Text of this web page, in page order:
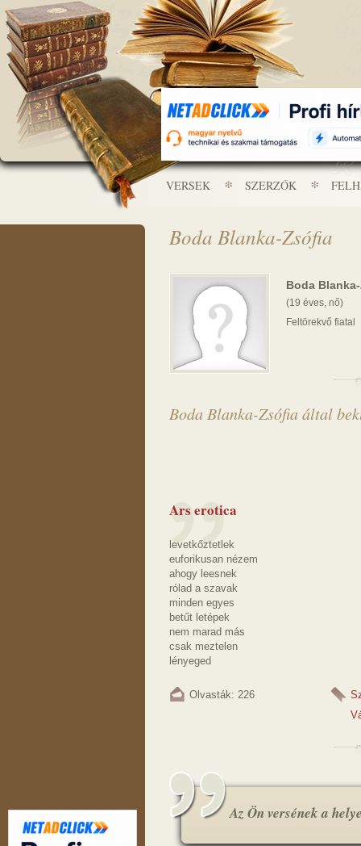
VERSEK SZERZŐK
Boda Blanka-Zsófia
Boda
(19 éves, nő)
Feltörekvő fiatal
Boda Blanka-Zsófia által
Ars erotica
levetkőztetlek
euforikusan nézem
ahogy leesnek
rólad a szavak
minden egyes
betűt letépek
nem marad más
csak meztelen
lényeged
Olvasták: 226
Az Ön versének a